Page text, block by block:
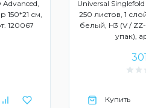
150*21 см,
120067
Universal
250 листов, 1
белый, Н3 (V /
упак),
Купить